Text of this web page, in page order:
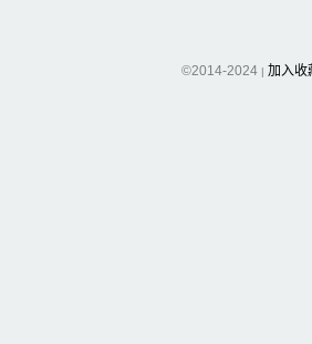
©2014-2024 | 加入收